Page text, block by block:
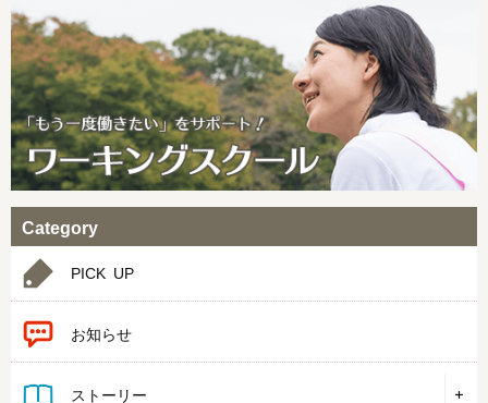
Category
PICK UP
お知らせ
ストーリー